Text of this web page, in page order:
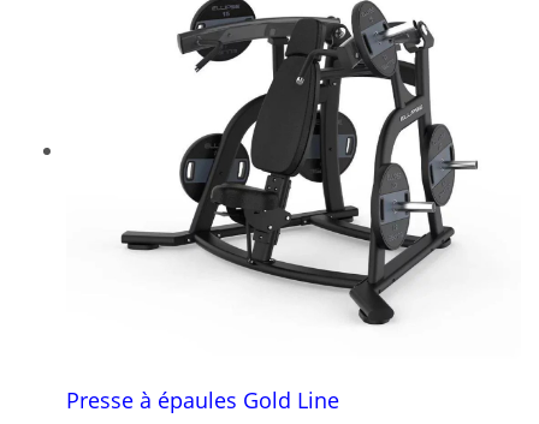
Presse à épaules Gold Line